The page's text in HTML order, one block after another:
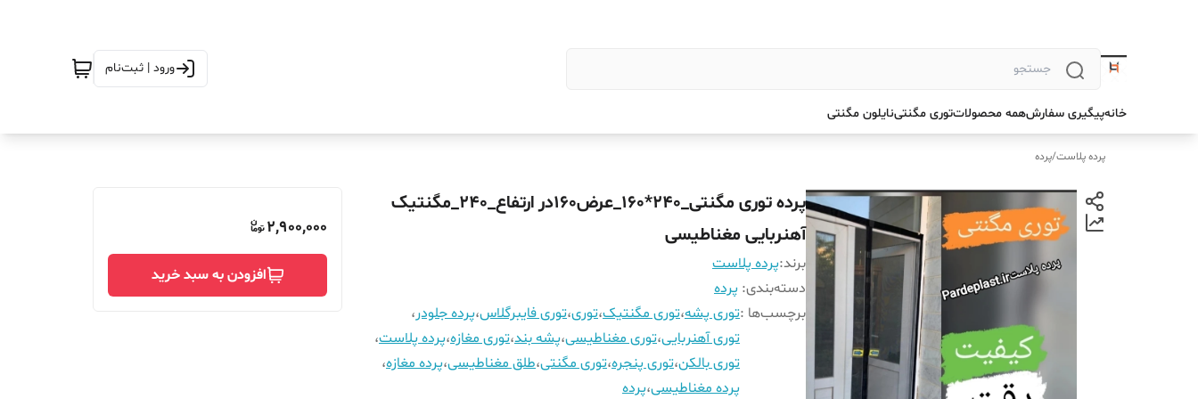
ورود | ثبت‌نام
خانهپیگیری سفارشهمه محصولاتتوری مگنتینایلون مگنتی
پرده پلاست/پرده
پرده توری مگنتی_240*160_عرض160در ارتفاع_240_مگنتیک
آهنربایی مغناطیسی
برند:پرده پلاست
دسته‌بندی: پرده
برچسب‌ها :توری پشه،توری مگنتیک،توری،توری فایبرگلاس،پرده جلودر،
توری آهنربایی،توری مغناطیسی،پشه بند،توری مغازه،پرده پلاست،
توری بالکن،توری پنجره،توری مگنتی،طلق مغناطیسی،پرده مغازه،
پرده مغناطیسی،پرده
2,900,000
افزودن به سبد خرید